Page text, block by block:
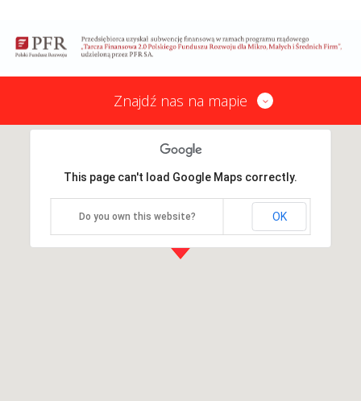
Znajdź nas na mapie
This page can't load Google Maps correctly.
Do you own this website? OK